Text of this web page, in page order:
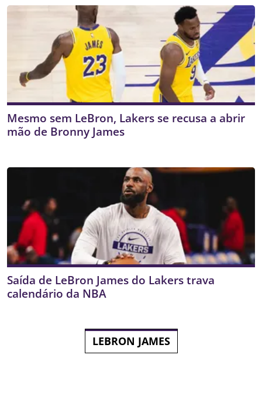
Mesmo sem LeBron, Lakers se recusa a abrir
mão de Bronny James
Saída de LeBron James do Lakers trava
calendário da NBA
LEBRON JAMES